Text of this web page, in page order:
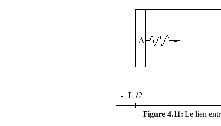
Figure 4.11: Le lien